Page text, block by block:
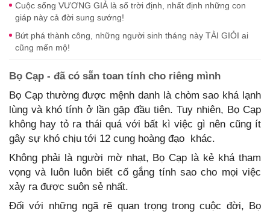
Cuộc sống VƯƠNG GIẢ là số trời định, nhất định những con
giáp này cả đời sung sướng!
Bứt phá thành công, những người sinh tháng này TÀI GIỎI ai
cũng mến mộ!
Bọ Cạp - đã có sẵn toan tính cho riêng mình
Bọ Cạp thường được mệnh danh là chòm sao khá lạnh
lùng và khó tính ở lần gặp đầu tiên. Tuy nhiên, Bọ Cạp
không hay tỏ ra thái quá với bất kì việc gì nên cũng ít
gây sự khó chịu tới 12 cung hoàng đạo khác.
Không phải là người mờ nhạt, Bọ Cạp là kẻ khá tham
vọng và luôn luôn biết cố gắng tính sao cho mọi việc
xảy ra được suôn sẻ nhất.
Đối với những ngã rẽ quan trọng trong cuộc đời, Bọ